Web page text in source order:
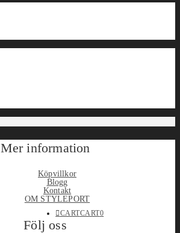
CARTCART0
Mer information
Köpvillkor
Blogg
Kontakt
OM STYLEPORT
Följ oss